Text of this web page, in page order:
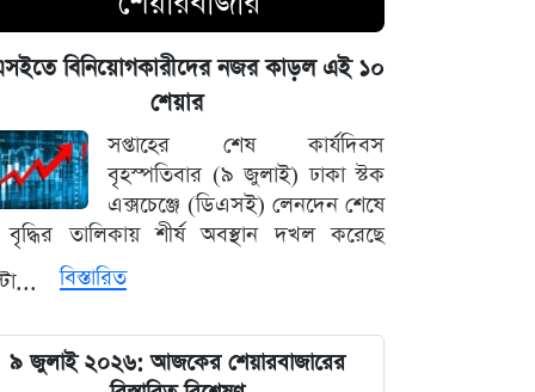
প্রশাসনিক সংকট ও আন্তর্জাতিক চাপ:
ট্রাম্পের বড় রাজনৈতিক ধাক্কা
৩৪ বছর বয়সে আইপিএল খেলার স্বপ্ন, যে
বিপদে পড়লেন মোহাম্মদ আমির
পদত্যাগের হুমকি দিলে সরাসরি গ্রহণের
হুঁশিয়ারি, পেজেশকিয়ান-খামেনি দ্বন্দ্বে উত্তপ্ত
৫ আগস্ট ঘিরে সারা দেশে কঠোর নজরদারি,
বিনিয়োগকারীদের নজর কাড়ল এই ১০
শেয়ার
সপ্তাহের শেষ কার্যদিবস
বৃহস্পতিবার (৯ জুলাই) ঢাকা স্টক
এক্সচেঞ্জে (ডিএসই) লেনদেন শেষে
তালিকায় শীর্ষ অবস্থান দখল করেছে
বিস্তারিত
৯ জুলাই ২০২৬: আজকের শেয়ারবাজারের